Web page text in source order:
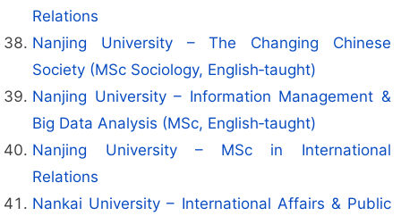
Relations
Nanjing University – The Changing Chinese
Society (MSc Sociology, English‑taught)
Nanjing University – Information Management &
Big Data Analysis (MSc, English‑taught)
Nanjing University – MSc in International
Relations
Nankai University – International Affairs & Public